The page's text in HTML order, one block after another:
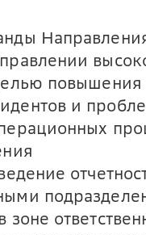
повышения
и